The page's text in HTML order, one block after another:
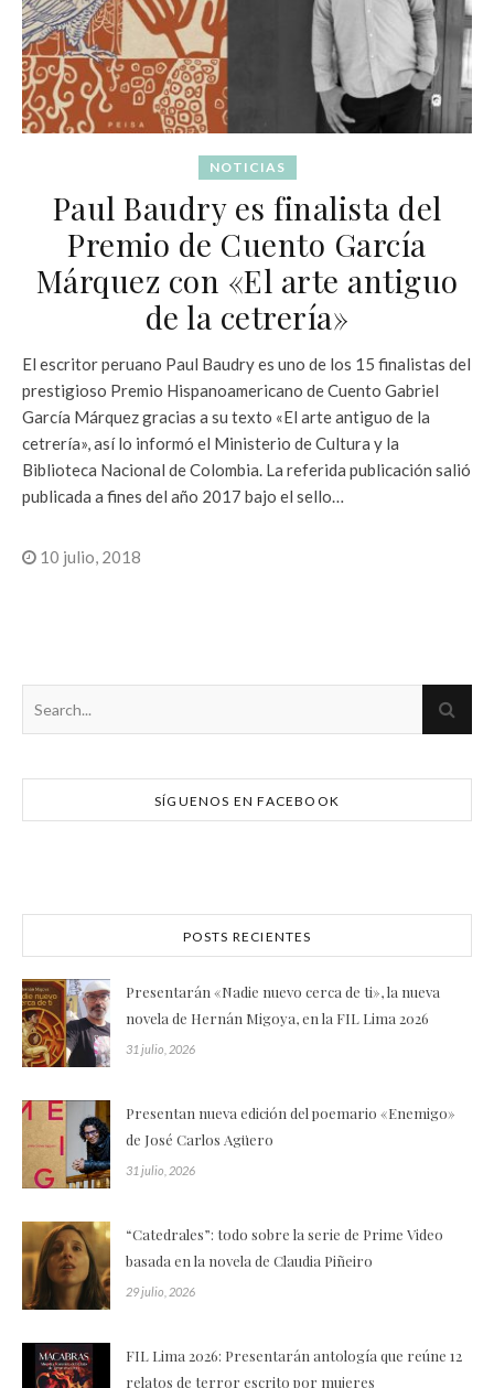
NOTICIAS
Paul Baudry es finalista del
Premio de Cuento García
Márquez con «El arte antiguo
de la cetrería»
El escritor peruano Paul Baudry es uno de los 15 finalistas del
prestigioso Premio Hispanoamericano de Cuento Gabriel
García Márquez gracias a su texto «El arte antiguo de la
cetrería», así lo informó el Ministerio de Cultura y la
Biblioteca Nacional de Colombia. La referida publicación salió
publicada a fines del año 2017 bajo el sello…
10 julio, 2018
SÍGUENOS EN FACEBOOK
POSTS RECIENTES
Presentarán «Nadie nuevo cerca de ti», la nueva
novela de Hernán Migoya, en la FIL Lima 2026
31 julio, 2026
Presentan nueva edición del poemario «Enemigo»
de José Carlos Agüero
31 julio, 2026
“Catedrales”: todo sobre la serie de Prime Video
basada en la novela de Claudia Piñeiro
29 julio, 2026
FIL Lima 2026: Presentarán antología que reúne 12
relatos de terror escrito por mujeres